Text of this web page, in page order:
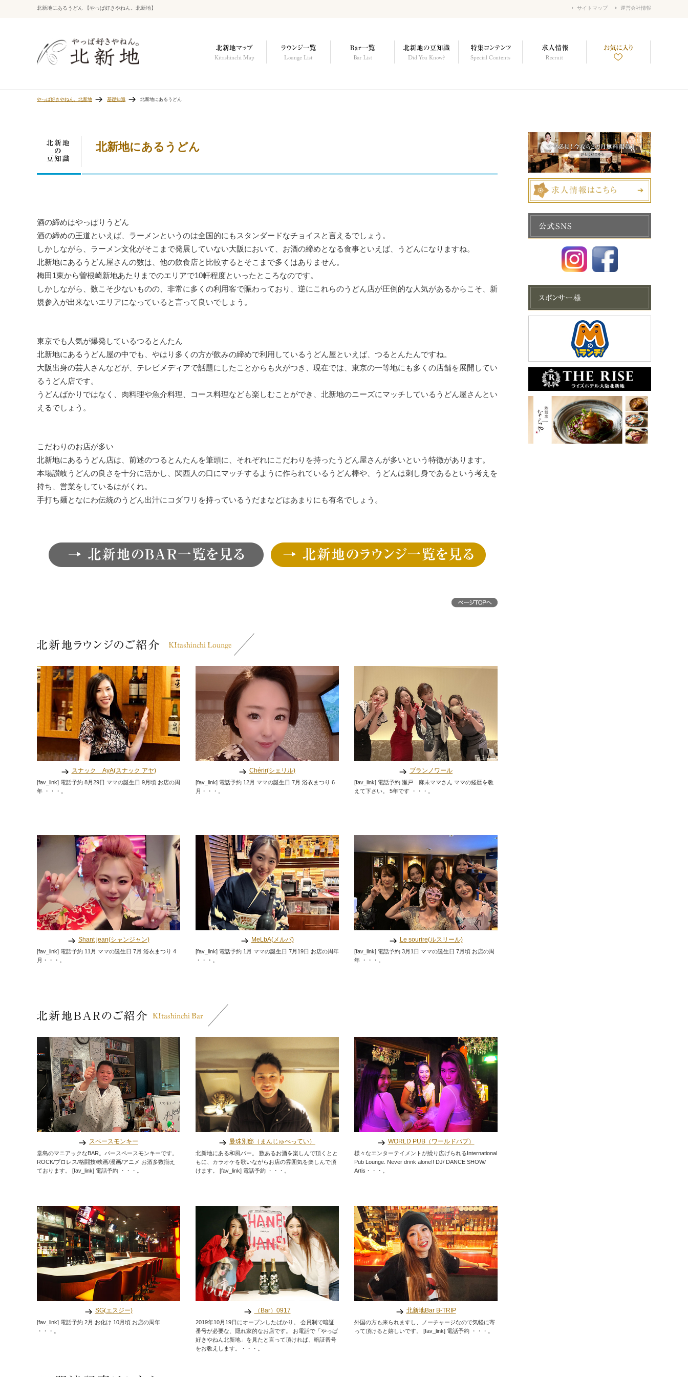
北新地にあるうどん 【やっぱ好きやねん。北新地】 運営会社情報
サイトマップ
やっぱ好きやねん。北新地 基礎知識 北新地にあるうどん
北新地にあるうどん
酒の締めはやっぱりうどん
酒の締めの王道といえば、ラーメンというのは全国的にもスタンダードなチョイスと言えるでしょう。
しかしながら、ラーメン文化がそこまで発展していない大阪において、お酒の締めとなる食事といえば、うどんになりますね。
北新地にあるうどん屋さんの数は、他の飲食店と比較するとそこまで多くはありません。
梅田1東から曽根崎新地あたりまでのエリアで10軒程度といったところなのです。
しかしながら、数こそ少ないものの、非常に多くの利用客で賑わっており、逆にこれらのうどん店が圧倒的な人気があるからこそ、新
規参入が出来ないエリアになっていると言って良いでしょう。
東京でも人気が爆発しているつるとんたん
北新地にあるうどん屋の中でも、やはり多くの方が飲みの締めで利用しているうどん屋といえば、つるとんたんですね。
大阪出身の芸人さんなどが、テレビメディアで話題にしたことからも火がつき、現在では、東京の一等地にも多くの店舗を展開してい
るうどん店です。
うどんばかりではなく、肉料理や魚介料理、コース料理なども楽しむことができ、北新地のニーズにマッチしているうどん屋さんとい
えるでしょう。
こだわりのお店が多い
北新地にあるうどん店は、前述のつるとんたんを筆頭に、それぞれにこだわりを持ったうどん屋さんが多いという特徴があります。
本場讃岐うどんの良さを十分に活かし、関西人の口にマッチするように作られているうどん棒や、うどんは刺し身であるという考えを
持ち、営業をしているはがくれ。
手打ち麺となにわ伝統のうどん出汁にコダワリを持っているうだまなどはあまりにも有名でしょう。
スナック AyA(スナック アヤ)
[fav_link] 電話予約 8月29日 ママの誕生日 9月頃 お店の周
年 ・・・。
Chérir(シェリル)
[fav_link] 電話予約 12月 ママの誕生日 7月 浴衣まつり 6
月・・・。
ブランノワール
[fav_link] 電話予約 瀬戸 麻未ママさん ママの経歴を教
えて下さい。 5年です ・・・。
Shant jean(シャンジャン)
[fav_link] 電話予約 11月 ママの誕生日 7月 浴衣まつり 4
月・・・。
MeLbA(メルバ)
[fav_link] 電話予約 1月 ママの誕生日 7月19日 お店の周年
・・・。
Le sourire(ルスリール)
[fav_link] 電話予約 3月1日 ママの誕生日 7月頃 お店の周
年 ・・・。
スペースモンキー
堂島のマニアックなBAR。バースペースモンキーです。
ROCK/プロレス/格闘技/映画/漫画/アニメ お酒多数揃え
ております。 [fav_link] 電話予約 ・・・。
曼珠別邸（まんじゅべってい）
北新地にある和風バー。 数あるお酒を楽しんで頂くとと
もに、カラオケを歌いながらお店の雰囲気を楽しんで頂
けます。 [fav_link] 電話予約 ・・・。
WORLD PUB（ワールドパブ）
様々なエンターテイメントが繰り広げられるInternational
Pub Lounge. Never drink alone!! DJ/ DANCE SHOW/
Artis・・・。
SG(エスジー)
[fav_link] 電話予約 2月 お化け 10月頃 お店の周年
・・・。
（Bar）0917
2019年10月19日にオープンしたばかり。 会員制で暗証
番号が必要な、隠れ家的なお店です。 お電話で「やっぱ
好きやねん北新地」を見たと言って頂ければ、暗証番号
をお教えします。・・・。
北新地Bar B-TRIP
外国の方も来られますし、ノーチャージなので気軽に寄
って頂けると嬉しいです。 [fav_link] 電話予約 ・・・。